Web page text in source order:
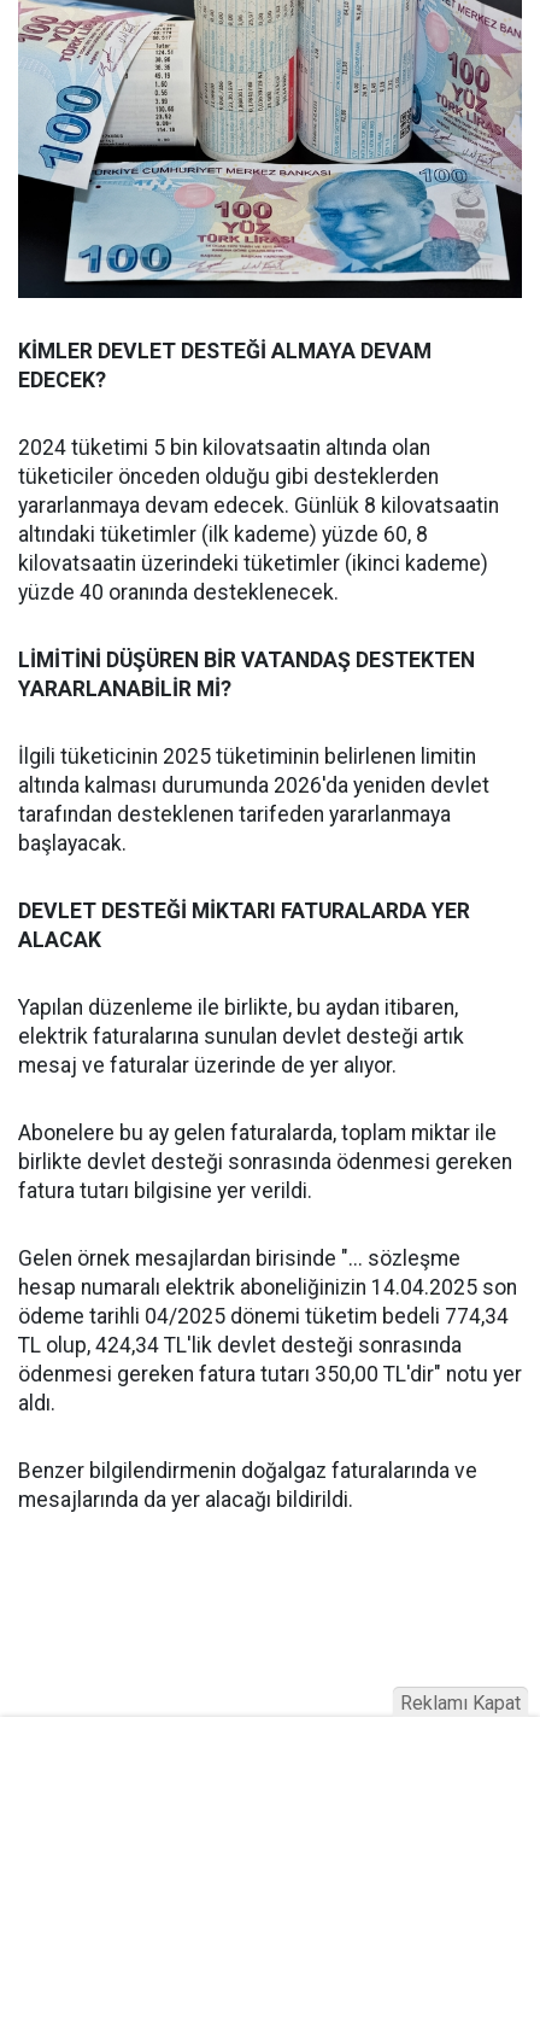
KİMLER DEVLET DESTEĞİ ALMAYA DEVAM
EDECEK?
2024 tüketimi 5 bin kilovatsaatin altında olan
tüketiciler önceden olduğu gibi desteklerden
yararlanmaya devam edecek. Günlük 8 kilovatsaatin
altındaki tüketimler (ilk kademe) yüzde 60, 8
kilovatsaatin üzerindeki tüketimler (ikinci kademe)
yüzde 40 oranında desteklenecek.
LİMİTİNİ DÜŞÜREN BİR VATANDAŞ DESTEKTEN
YARARLANABİLİR Mİ?
İlgili tüketicinin 2025 tüketiminin belirlenen limitin
altında kalması durumunda 2026'da yeniden devlet
tarafından desteklenen tarifeden yararlanmaya
başlayacak.
DEVLET DESTEĞİ MİKTARI FATURALARDA YER
ALACAK
Yapılan düzenleme ile birlikte, bu aydan itibaren,
elektrik faturalarına sunulan devlet desteği artık
mesaj ve faturalar üzerinde de yer alıyor.
Abonelere bu ay gelen faturalarda, toplam miktar ile
birlikte devlet desteği sonrasında ödenmesi gereken
fatura tutarı bilgisine yer verildi.
Gelen örnek mesajlardan birisinde "... sözleşme
hesap numaralı elektrik aboneliğinizin 14.04.2025 son
ödeme tarihli 04/2025 dönemi tüketim bedeli 774,34
TL olup, 424,34 TL'lik devlet desteği sonrasında
ödenmesi gereken fatura tutarı 350,00 TL'dir" notu yer
aldı.
Benzer bilgilendirmenin doğalgaz faturalarında ve
mesajlarında da yer alacağı bildirildi.
Reklamı Kapat